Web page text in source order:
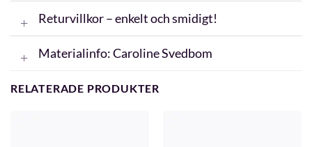
Returvillkor – enkelt och smidigt!
Materialinfo: Caroline Svedbom
RELATERADE PRODUKTER